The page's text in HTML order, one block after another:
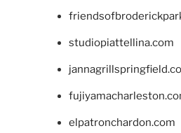
studiopiattellina.com
elpatronchardon.com